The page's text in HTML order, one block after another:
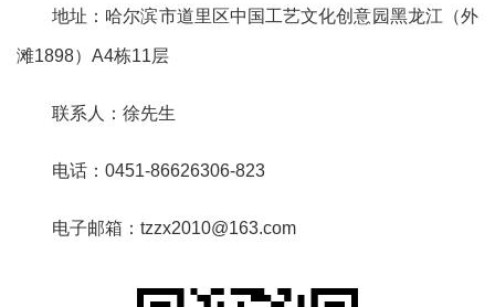
地址： 哈尔滨市道里区中国工艺文化创意园黑龙江（外
滩1898） A4栋11层
联系人：徐先生
电话： 0451-86626306-823
电子邮箱： tzzx2010@163.com